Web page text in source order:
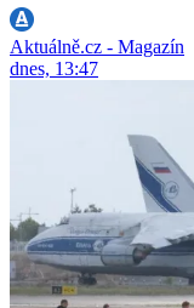
Aktuálně.cz - Magazín
dnes, 13:47